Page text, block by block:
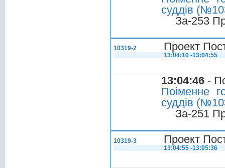
суддів
За-253
10319-2 Проект
13:04:10 -13:04:55
13:04:46 -
Поіменне
суддів
За-251
10319-3 Проект
13:04:55 -13:05:36